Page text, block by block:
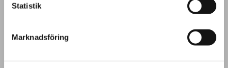
Statistik
Marknadsföring
Kundundersökning